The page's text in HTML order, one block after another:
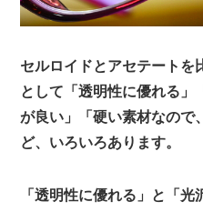
セルロイドとアセテートを
として「透明性に優れる」
が良い」「硬い素材なので
ど、いろいろあります。
「透明性に優れる」と「